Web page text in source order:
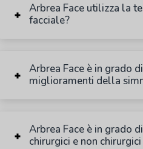
Arbrea Face utilizza la
facciale?
Arbrea Face è in grado
miglioramenti della
Arbrea Face è in grado
chirurgici e non